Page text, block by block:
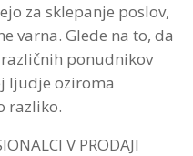
za sklepanje poslov,
varna. Glede na to, da
ponudnikov
ljudje oziroma
razliko.
V PRODAJI